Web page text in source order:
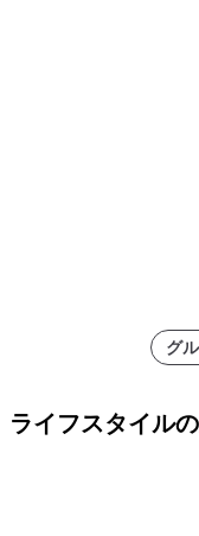
グ
ライフスタイル